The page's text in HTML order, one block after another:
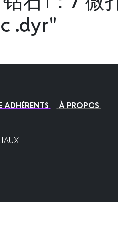
.dyr"
ADHÉRENTS À PROPOS